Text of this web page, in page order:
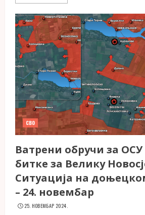
СВО
Ватрени обручи за
битке за Велику
Ситуација на
– 24. новембар
25. НОВЕМБАР 2024.